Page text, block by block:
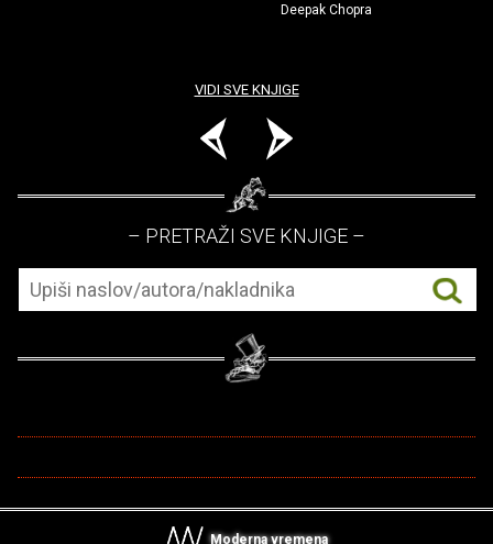
Deepak Chopra
VIDI SVE KNJIGE
– PRETRAŽI SVE KNJIGE –
Moderna vremena